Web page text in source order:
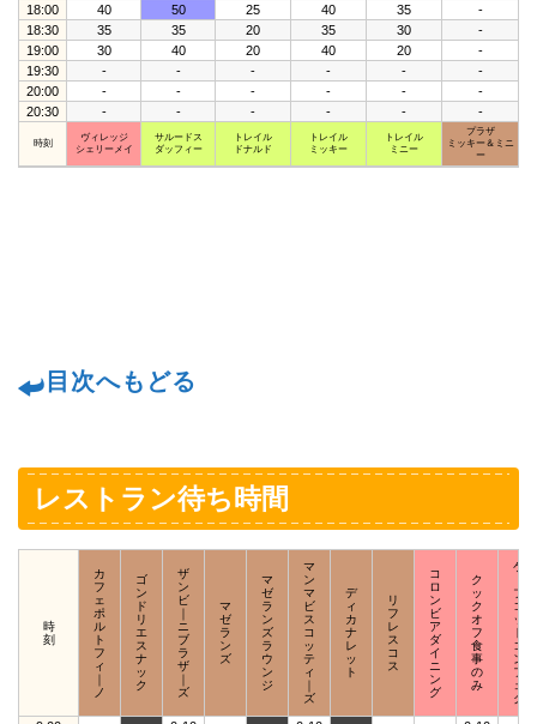
18:00
40 50 25 40 35
-
18:30
35 35 20 35 30
-
19:00
30 40 20 40 20
-
19:30
- - - - -
-
20:00
- - - - -
-
20:30
- - - - - -
時刻
ヴィレッジ
シェリーメイ
サルードス
ダッフィー
トレイル
ドナルド
トレイル
ミッキー
トレイル
ミニー
プラザ
ミッキー＆ミニ
ー
目次へもどる
レストラン待ち時間
時
刻
カ
フ
ェ
ポ
ル
ト
フ
ィ
ノ
ゴ
ン
ド
リ
エ
ス
ナ
ッ
ク
ザ
ン
ビ
ニ
ブ
ラ
ザ
ズ
マ
ゼ
ラ
ン
ズ
マ
ゼ
ラ
ン
ズ
ラ
ウ
ン
ジ
マ
ン
マ
ビ
ス
コ
ッ
テ
ィ
ズ
デ
ィ
カ
ナ
レ
ッ
ト
リ
フ
レ
ス
コ
ス
コ
ロ
ン
ビ
ア
ダ
イ
ニ
ン
グ
ク
ッ
ク
オ
フ
食
事
の
み
ケ
プ
コ
ッ
コ
ン
フ
ェ
ク